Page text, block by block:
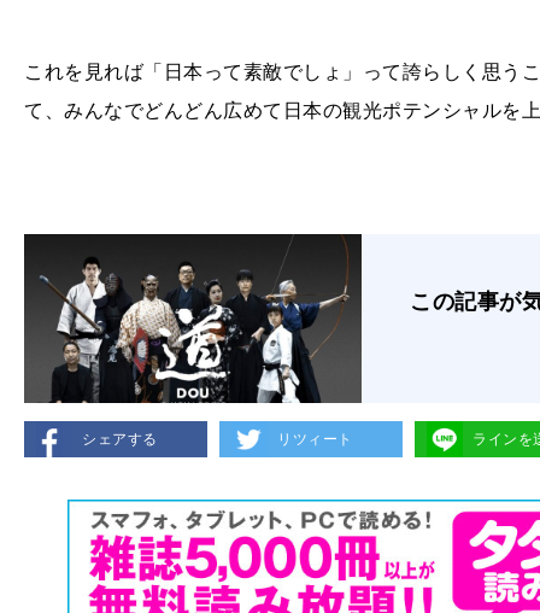
これを見れば「日本って素敵でしょ」って誇らしく思う
て、みんなでどんどん広めて日本の観光ポテンシャルを
この記事が
シェアする リツィート ラインを